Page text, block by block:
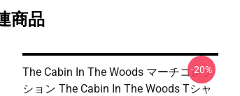
商品
The Cabin In The Woods マーチコレク
ション The Cabin In The Woods Tシャ
-20%